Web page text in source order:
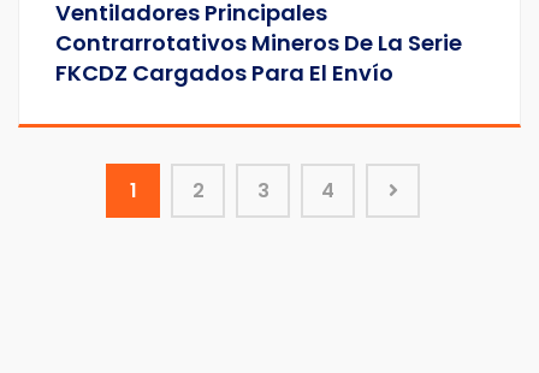
Ventiladores Principales
Contrarrotativos Mineros De La Serie
FKCDZ Cargados Para El Envío
1 2 3 4